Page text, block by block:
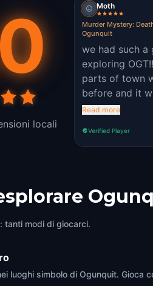
locali
Moth
Murder Mystery:
Ogunquit
we had such a
exploring
parts of town
before and it
Read more
Verified Player
tanti modi di giocarci.
luoghi simbolo di Ogunquit.